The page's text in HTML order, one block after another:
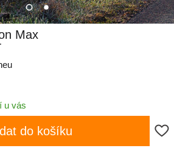
Max
u vás
do košíku